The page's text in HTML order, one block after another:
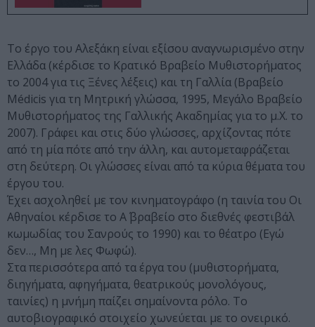
Το έργο του Αλεξάκη είναι εξίσου αναγνωρισμένο στην
Ελλάδα (κέρδισε το Κρατικό Βραβείο Μυθιστορήματος
το 2004 για τις Ξένες λέξεις) και τη Γαλλία (Βραβείο
Médicis για τη Μητρική γλώσσα, 1995, Μεγάλο Βραβείο
Μυθιστορήματος της Γαλλικής Ακαδημίας για το μ.Χ. το
2007). Γράφει και στις δύο γλώσσες, αρχίζοντας πότε
από τη μία πότε από την άλλη, και αυτομεταφράζεται
στη δεύτερη. Οι γλώσσες είναι από τα κύρια θέματα του
έργου του.
Έχει ασχοληθεί με τον κινηματογράφο (η ταινία του Οι
Αθηναίοι κέρδισε το Α΄ βραβείο στο διεθνές φεστιβάλ
κωμωδίας του Σανρούς το 1990) και το θέατρο (Εγώ
δεν…, Μη με λες Φωφώ).
Στα περισσότερα από τα έργα του (μυθιστορήματα,
διηγήματα, αφηγήματα, θεατρικούς μονολόγους,
ταινίες) η μνήμη παίζει σημαίνοντα ρόλο. Το
αυτοβιογραφικό στοιχείο χωνεύεται με το ονειρικό.